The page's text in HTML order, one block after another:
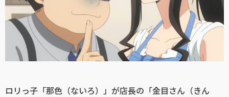
ロリっ子「那色（ないろ）」が店長の「金目さん（きん